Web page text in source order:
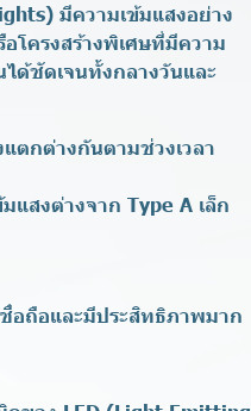
มีความเข้มแสงอย่าง
โครงสร้างพิเศษที่มีความ
ด้ชัดเจนทั้งกลางวันและ
ตกต่างกันตามช่วงเวลา
สงต่างจาก Type A เล็ก
ชื่อถือและมีประสิทธิภาพมาก